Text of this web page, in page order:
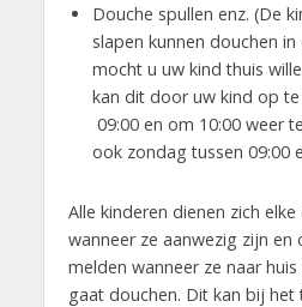
Douche spullen enz. (De
slapen kunnen douchen
mocht u uw kind thuis
kan dit door uw kind op
09:00 en om 10:00 weer
ook zondag tussen 09:00
Alle kinderen dienen zich
wanneer ze aanwezig zijn en
melden wanneer ze naar
gaat douchen. Dit kan bij